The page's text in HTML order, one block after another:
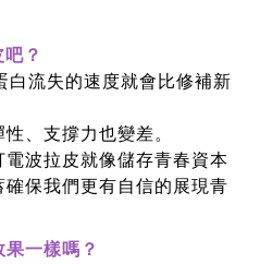
？
白流失的速度就會比修補新
、支撐力也變差。
波拉皮就像儲存青春資本
保我們更有自信的展現青
一樣嗎？